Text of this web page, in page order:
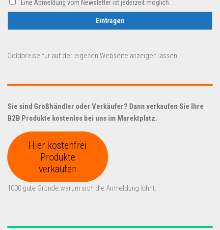
Eine Abmeldung vom Newsletter ist jederzeit möglich.
Goldpreise für auf der eigenen Webseite anzeigen lassen.
Sie sind Großhändler oder Verkäufer? Dann verkaufen Sie Ihre
B2B Produkte kostenlos bei uns im Marektplatz.
Hier kostenfrei
Produkte
verkaufen
1000 gute Gründe warum sich die Anmeldung lohnt.